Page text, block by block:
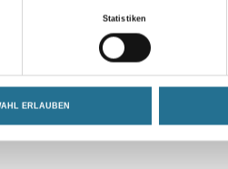
Statistiken
ERLAUBEN